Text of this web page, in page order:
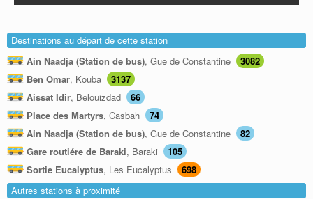
Destinations au départ de cette station
Ain Naadja (Station de bus), Gue de Constantine
3082
Ben Omar, Kouba
3137
Aissat Idir, Belouizdad
66
Place des Martyrs, Casbah
74
Ain Naadja (Station de bus), Gue de Constantine
82
Gare routiére de Baraki, Baraki
105
Sortie Eucalyptus, Les Eucalyptus
698
Autres stations à proximité